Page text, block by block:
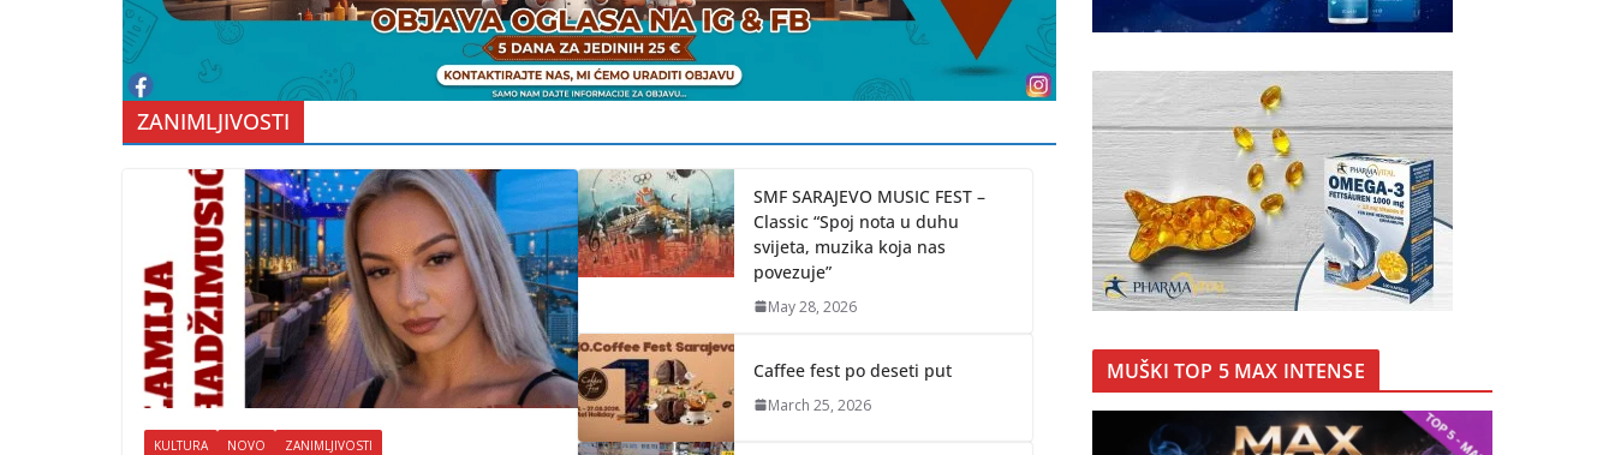
ZANIMLJIVOSTI
KULTURA NOVO ZANIMLJIVOSTI
SMF SARAJEVO MUSIC FEST –
Classic “Spoj nota u duhu
svijeta, muzika koja nas
povezuje”
May 28, 2026
Caffee fest po deseti put
March 25, 2026
MUŠKI TOP 5 MAX INTENSE